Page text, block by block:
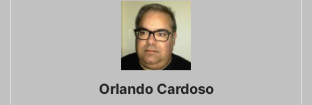
Orlando Cardoso